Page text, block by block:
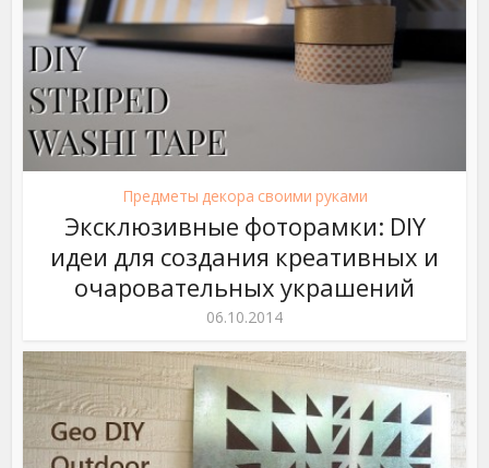
Предметы декора своими руками
Эксклюзивные фоторамки: DIY
идеи для создания креативных и
очаровательных украшений
06.10.2014